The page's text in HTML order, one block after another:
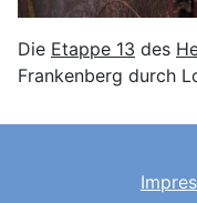
Die Etappe 13 des
Frankenberg durch